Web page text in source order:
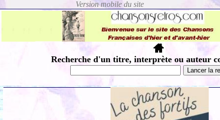
Recherche d'un titre, interprète ou auteur